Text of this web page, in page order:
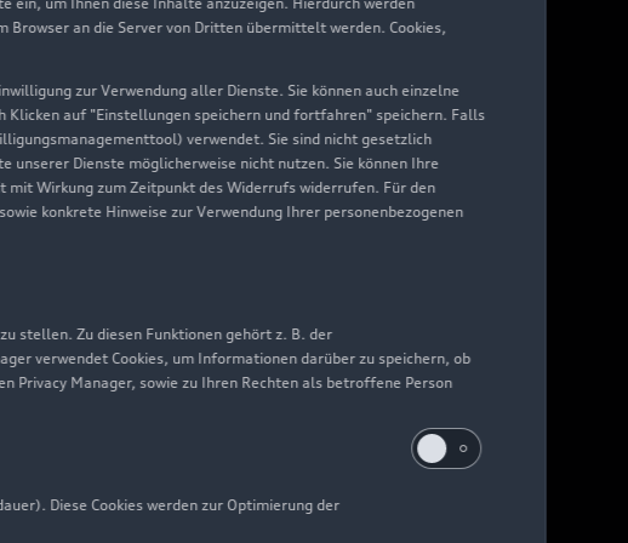
Browser an die Server von Dritten übermittelt werden. Cookies,
zur Verwendung aller Dienste. Sie können auch einzelne
Klicken auf "Einstellungen speichern und fortfahren" speichern. Falls
verwendet. Sie sind nicht gesetzlich
unserer Dienste möglicherweise nicht nutzen. Sie können Ihre
mit Wirkung zum Zeitpunkt des Widerrufs widerrufen. Für den
konkrete Hinweise zur Verwendung Ihrer personenbezogenen
stellen. Zu diesen Funktionen gehört z. B. der
verwendet Cookies, um Informationen darüber zu speichern, ob
Privacy Manager, sowie zu Ihren Rechten als betroffene Person
Diese Cookies werden zur Optimierung der